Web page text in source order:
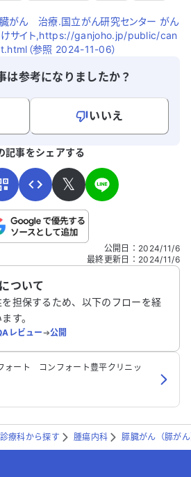
がん 治療.国立がん研究センター がん
けサイト,https://ganjoho.jp/public/can
（参照 2024-11-06）
は参考になりましたか？
いいえ
ォームです。氏名やご自身の病気の詳細な
送信する
記事をシェアする
𝕏
公開日 ： 2024/11/6
最終更新日 ： 2024/11/6
ついて
担保するため、以下のフローを経
す。
レビュー➔公開
ォート コンフォート豊平クリニッ
診療科から探す 腫瘍内科 膵臓がん（膵が